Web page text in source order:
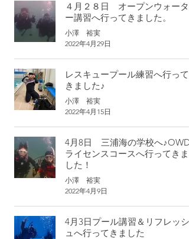
４月２８日 オープンウォータ
ー講習へ行ってきました。
小澤 裕実
2022年4月29日
レスキュープール練習へ行って
きました♪
小澤 裕実
2022年4月15日
4月8日 三浦海の学校へ♪OWD
ライセンスコースへ行ってきま
した！
小澤 裕実
2022年4月9日
4月3日プール講習＆リフレッシ
ュへ行ってきました